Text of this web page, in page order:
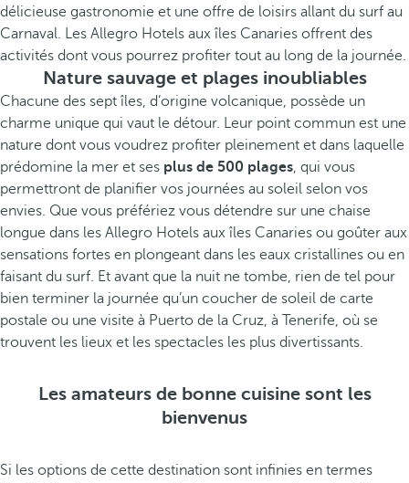
délicieuse gastronomie et une offre de loisirs allant du surf au
Carnaval. Les Allegro Hotels aux îles Canaries offrent des
activités dont vous pourrez profiter tout au long de la journée.
Nature sauvage et plages inoubliables
Chacune des sept îles, d’origine volcanique, possède un
charme unique qui vaut le détour. Leur point commun est une
nature dont vous voudrez profiter pleinement et dans laquelle
prédomine la mer et ses plus de 500 plages, qui vous
permettront de planifier vos journées au soleil selon vos
envies. Que vous préfériez vous détendre sur une chaise
longue dans les Allegro Hotels aux îles Canaries ou goûter aux
sensations fortes en plongeant dans les eaux cristallines ou en
faisant du surf. Et avant que la nuit ne tombe, rien de tel pour
bien terminer la journée qu’un coucher de soleil de carte
postale ou une visite à Puerto de la Cruz, à Tenerife, où se
trouvent les lieux et les spectacles les plus divertissants.
Les amateurs de bonne cuisine sont les
bienvenus
Si les options de cette destination sont infinies en termes